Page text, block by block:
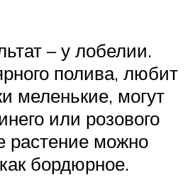
– у лобелии.
полива, любит
меленькие, могут
или розового
растение можно
бордюрное.